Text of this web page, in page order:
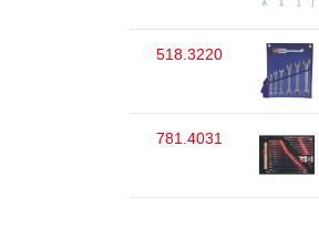
518.3220
781.4031